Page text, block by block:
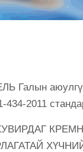
Галын
434-2011